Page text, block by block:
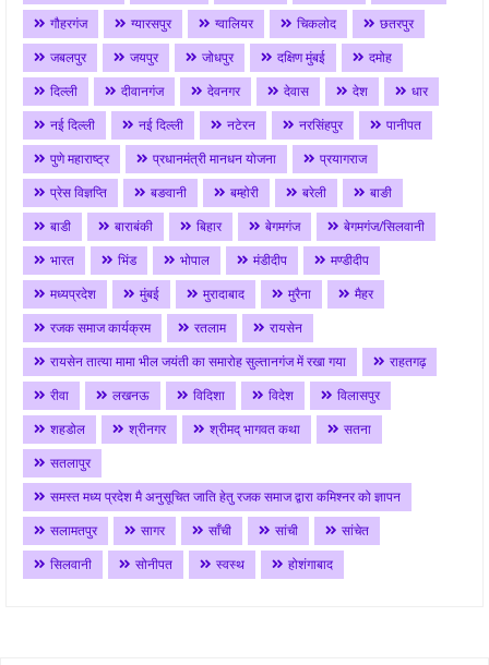
गौहरगंज
ग्यारसपुर ग्वालियर चिकलोद
छतरपुर
जबलपुर
जयपुर जोधपुर दक्षिण मुंबई
दमोह
दिल्ली
दीवानगंज देवनगर देवास देश
धार
नई दिल्ली
नई दिल्ली नटेरन नरसिंहपुर
पानीपत
पुणे महाराष्ट्र
प्रधानमंत्री मानधन योजना
प्रयागराज
प्रेस विज्ञप्ति
बङवानी बम्होरी बरेली
बाङी
बाडी
बाराबंकी बिहार बेगमगंज
बेगमगंज/सिलवानी
भारत
भिंड भोपाल मंडीदीप
मण्डीदीप
मध्यप्रदेश
मुंबई मुरादाबाद मुरैना
मैहर
रजक समाज कार्यक्रम
रतलाम
रायसेन
रायसेन तात्या मामा भील जयंती का समारोह सुल्तानगंज में रखा गया
राहतगढ़
रीवा
लखनऊ विदिशा विदेश
विलासपुर
शहडोल
श्रीनगर श्रीमद् भागवत कथा
सतना
सतलापुर
समस्त मध्य प्रदेश मै अनुसूचित जाति हेतु रजक समाज द्वारा कमिश्नर को ज्ञापन
सलामतपुर
सागर साँची सांची
सांचेत
सिलवानी
सोनीपत स्वस्थ होशंगाबाद